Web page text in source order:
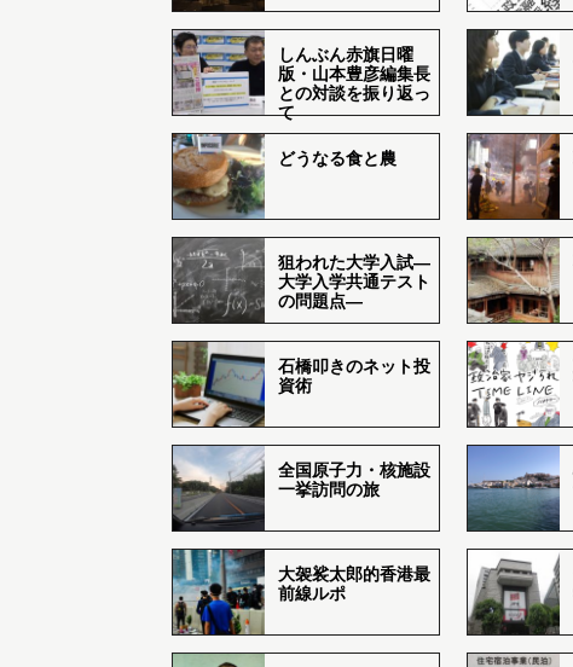
しんぶん赤旗日曜
版・山本豊彦編集長
との対談を振り返っ
て
どうなる食と農
狙われた大学入試―
大学入学共通テスト
の問題点―
石橋叩きのネット投
資術
全国原子力・核施設
一挙訪問の旅
大袈裟太郎的香港最
前線ルポ